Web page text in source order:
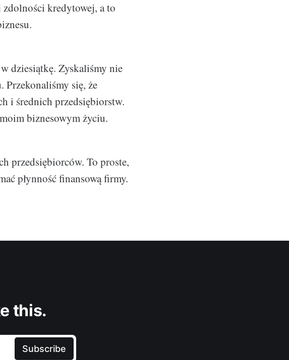
kredytowej, a to
dziesiątkę. Zyskaliśmy nie
Przekonaliśmy się, że
i średnich przedsiębiorstw.
biznesowym życiu.
przedsiębiorców. To proste,
płynność finansową firmy.
this.
Subscribe